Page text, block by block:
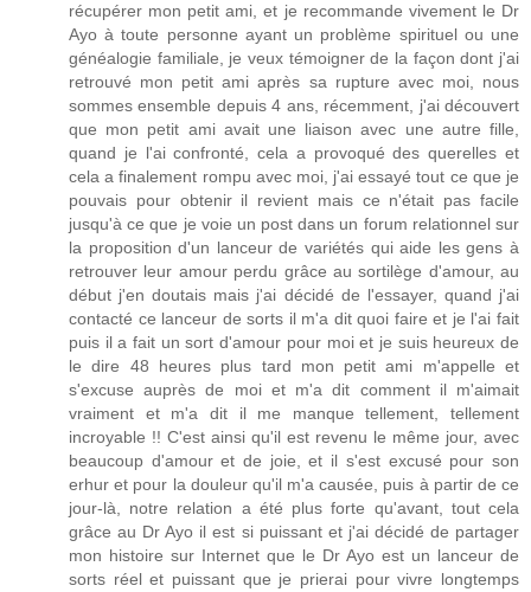
récupérer mon petit ami, et je recommande vivement le Dr
Ayo à toute personne ayant un problème spirituel ou une
généalogie familiale, je veux témoigner de la façon dont j'ai
retrouvé mon petit ami après sa rupture avec moi, nous
sommes ensemble depuis 4 ans, récemment, j'ai découvert
que mon petit ami avait une liaison avec une autre fille,
quand je l'ai confronté, cela a provoqué des querelles et
cela a finalement rompu avec moi, j'ai essayé tout ce que je
pouvais pour obtenir il revient mais ce n'était pas facile
jusqu'à ce que je voie un post dans un forum relationnel sur
la proposition d'un lanceur de variétés qui aide les gens à
retrouver leur amour perdu grâce au sortilège d'amour, au
début j'en doutais mais j'ai décidé de l'essayer, quand j'ai
contacté ce lanceur de sorts il m'a dit quoi faire et je l'ai fait
puis il a fait un sort d'amour pour moi et je suis heureux de
le dire 48 heures plus tard mon petit ami m'appelle et
s'excuse auprès de moi et m'a dit comment il m'aimait
vraiment et m'a dit il me manque tellement, tellement
incroyable !! C'est ainsi qu'il est revenu le même jour, avec
beaucoup d'amour et de joie, et il s'est excusé pour son
erhur et pour la douleur qu'il m'a causée, puis à partir de ce
jour-là, notre relation a été plus forte qu'avant, tout cela
grâce au Dr Ayo il est si puissant et j'ai décidé de partager
mon histoire sur Internet que le Dr Ayo est un lanceur de
sorts réel et puissant que je prierai pour vivre longtemps